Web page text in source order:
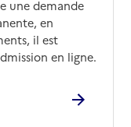
une demande
en
il est
en ligne.